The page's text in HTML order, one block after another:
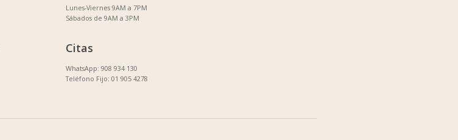
Lunes-Viernes 9AM a 7PM
Sábados de 9AM a 3PM
Citas
WhatsApp: 908 934 130
Teléfono Fijo: 01 905 4278